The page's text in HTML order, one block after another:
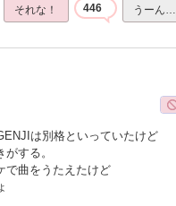
それな！ 446 うーん…
は別格といっていたけど
する。
で曲をうたえたけど